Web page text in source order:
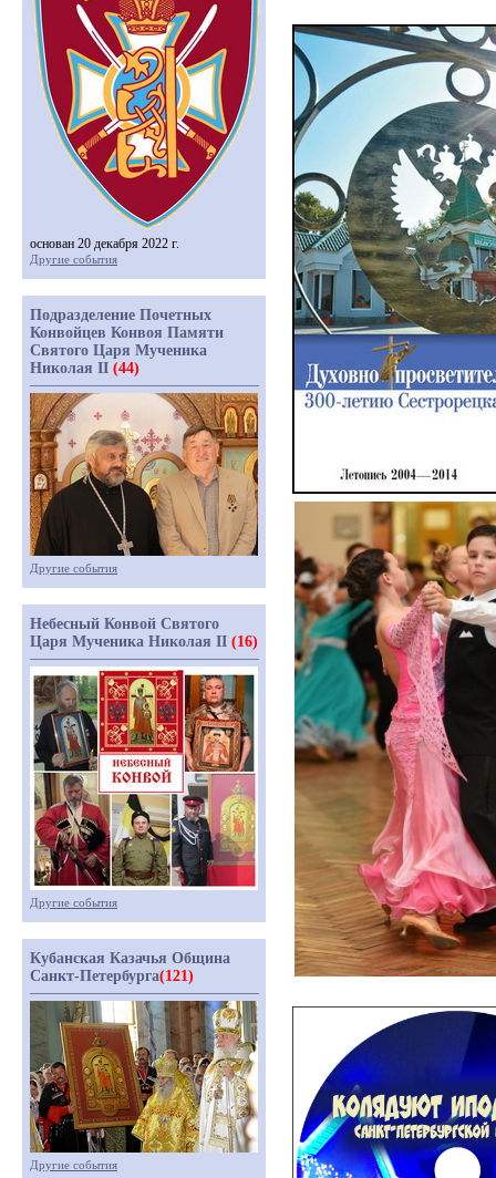
основан 20 декабря 2022 г.
Другие события
Подразделение Почетных
Конвойцев Конвоя Памяти
Святого Царя Мученика
Николая II (44)
Другие события
Небесный Конвой Святого
Царя Мученика Николая II (16)
Другие события
Кубанская Казачья Община
Санкт-Петербурга(121)
Другие события